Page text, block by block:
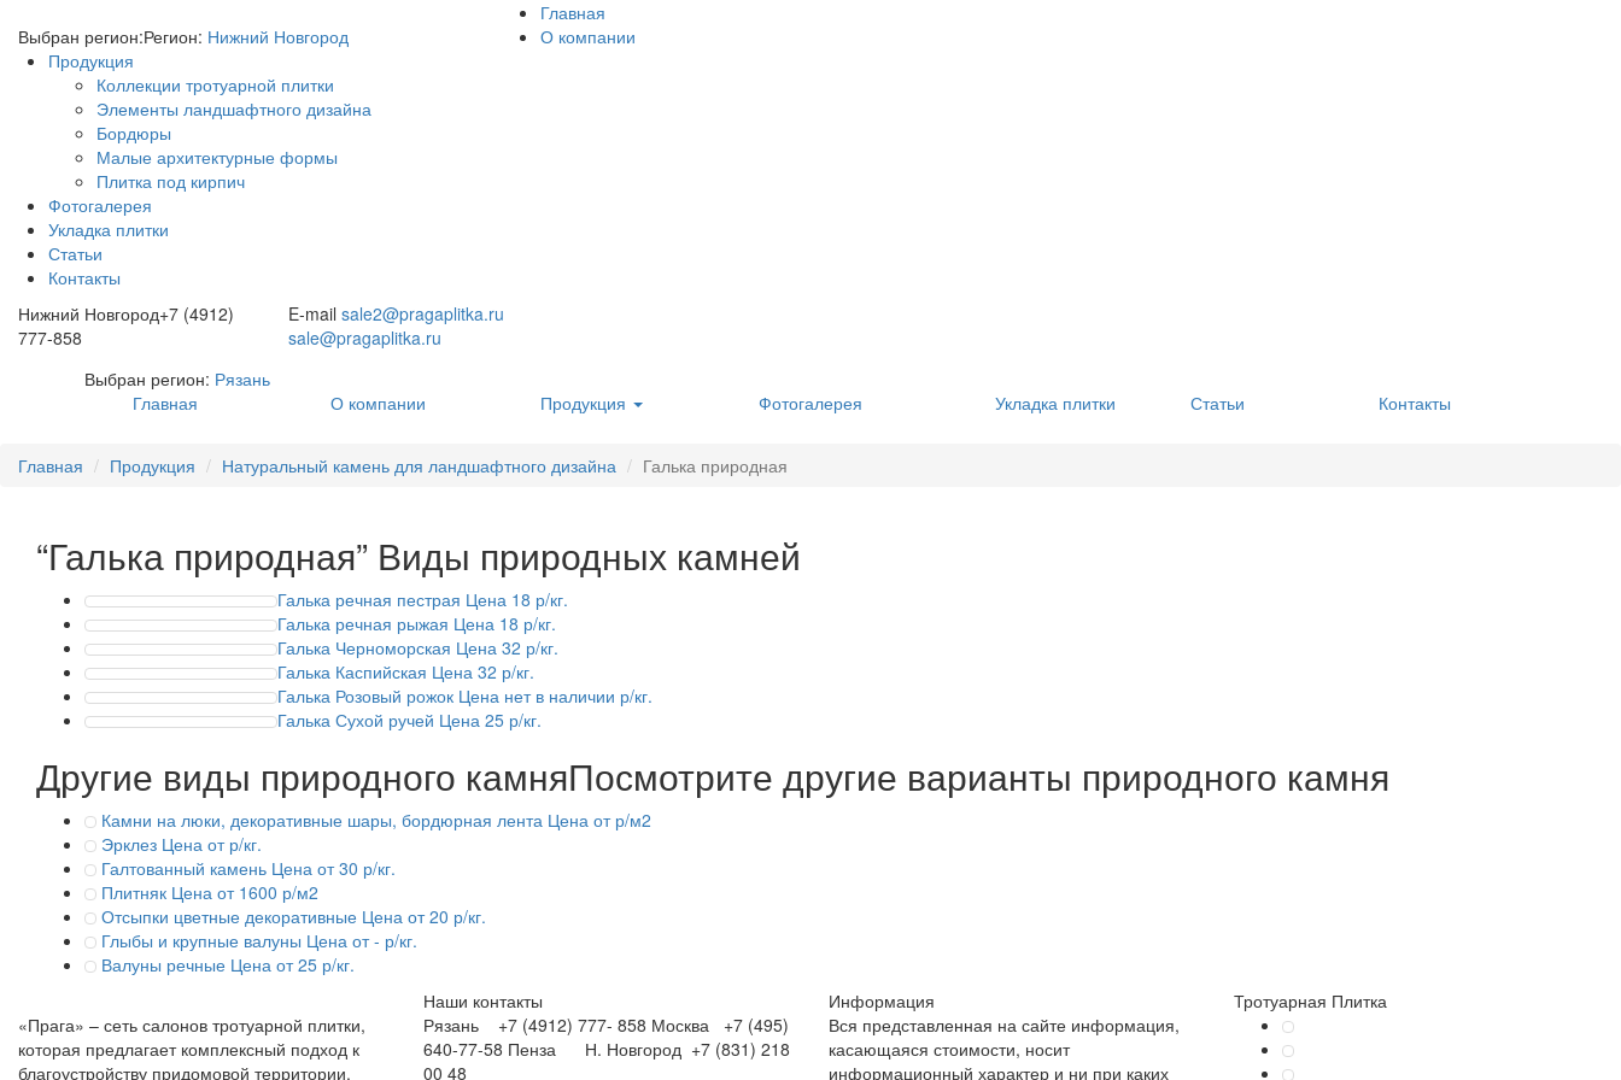
Выбран регион:Регион: Нижний Новгород
Главная
О компании
Продукция
Коллекции тротуарной плитки
Элементы ландшафтного дизайна
Бордюры
Малые архитектурные формы
Плитка под кирпич
Фотогалерея
Укладка плитки
Статьи
Контакты
Нижний Новгород+7 (4912)
777-858
E-mail sale2@pragaplitka.ru
sale@pragaplitka.ru
Выбран регион: Рязань
Главная
О компании Продукция Фотогалерея Укладка плитки Статьи Контакты
Главная Продукция Натуральный камень для ландшафтного дизайна Галька природная
“Галька природная” Виды природных камней
Галька речная пестрая Цена 18 р/кг.
Галька речная рыжая Цена 18 р/кг.
Галька Черноморская Цена 32 р/кг.
Галька Каспийская Цена 32 р/кг.
Галька Розовый рожок Цена нет в наличии р/кг.
Галька Сухой ручей Цена 25 р/кг.
Другие виды природного камняПосмотрите другие варианты природного камня
Камни на люки, декоративные шары, бордюрная лента Цена от р/м2
Эрклез Цена от р/кг.
Галтованный камень Цена от 30 р/кг.
Плитняк Цена от 1600 р/м2
Отсыпки цветные декоративные Цена от 20 р/кг.
Глыбы и крупные валуны Цена от - р/кг.
Валуны речные Цена от 25 р/кг.
«Прага» – сеть салонов тротуарной плитки,
которая предлагает комплексный подход к
благоустройству придомовой территории.
Наши контакты
Рязань +7 (4912) 777- 858 Москва +7 (495)
640-77-58 Пенза Н. Новгород +7 (831) 218
00 48
Информация
Вся представленная на сайте информация,
касающаяся стоимости, носит
информационный характер и ни при каких
Тротуарная Плитка